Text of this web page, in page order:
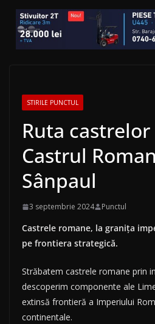
STIRILE PUNCTUL
Ruta
Castrul
Sânpaul
3 septembrie 2024 Punctul
Castrele romane, la granița
pe frontiera strategică.
Străbatem castrele romane prin
descoperim componente ale
extinsă frontieră a Imperiului
continentale.